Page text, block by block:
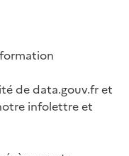
de data.gouv.fr et
infolettre et